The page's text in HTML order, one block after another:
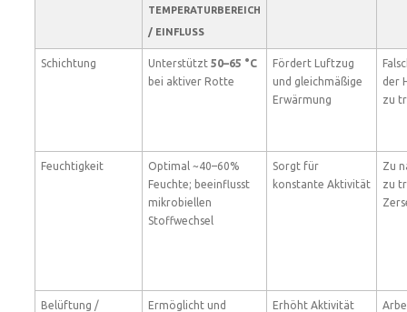
TEMPERATURBEREICH
/ EINFLUSS
Schichtung Unterstützt 50–65 °C
bei aktiver Rotte
Fördert Luftzug
und gleichmäßige
Erwärmung
der
zu
Feuchtigkeit
Optimal ~40–60%
Feuchte; beeinflusst
mikrobiellen
Stoffwechsel
Sorgt für
konstante Aktivität
Zu
zu
Belüftung /
Ermöglicht und
Erhöht Aktivität